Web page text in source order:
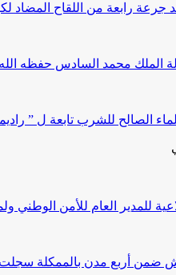
رابعة من اللقاح المضاد لكورونا لدى
الملك محمد السادس حفظه الله
للماء الصالح للشرب تابعة ل ”
للمدير العام للأمن الوطني